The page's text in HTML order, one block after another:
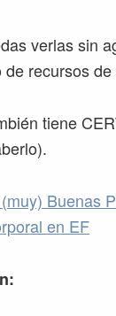
verlas sin
recursos
tiene
Buenas
en EF